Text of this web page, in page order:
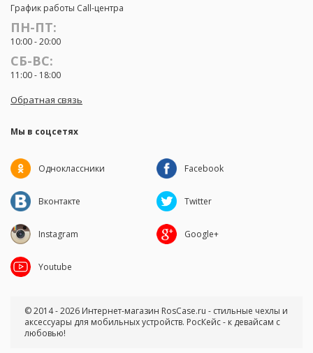
График работы Call-центра
ПН-ПТ:
10:00 - 20:00
СБ-ВС:
11:00 - 18:00
Обратная связь
Мы в соцсетях
Одноклассники Facebook
Вконтакте Twitter
Instagram Google+
Youtube
© 2014 - 2026 Интернет-магазин RosCase.ru - стильные чехлы и
аксессуары для мобильных устройств. РосКейс - к девайсам с
любовью!